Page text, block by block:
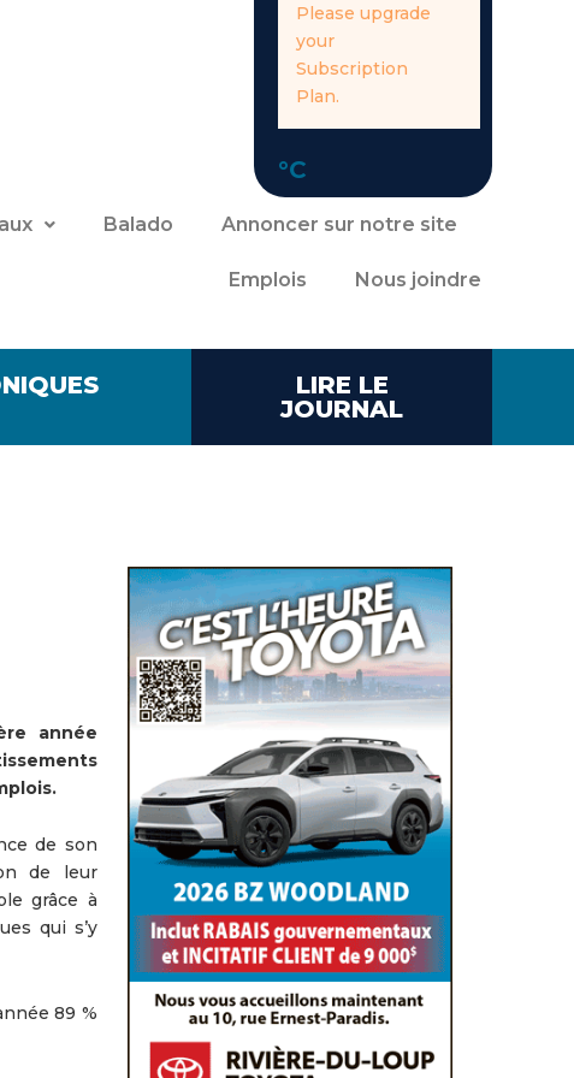
Please upgrade
your
Subscription
Plan.
°C
Balado Annoncer sur notre site
Emplois Nous joindre
LIRE LE
JOURNAL
année
de son
de leur
grâce à
qui s’y
89 %